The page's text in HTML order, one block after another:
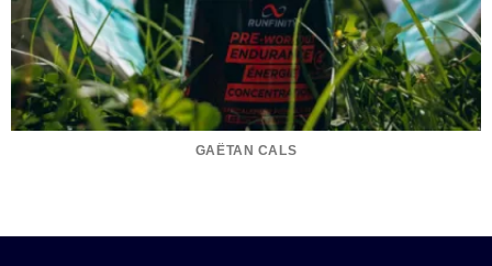
GAËTAN CALS